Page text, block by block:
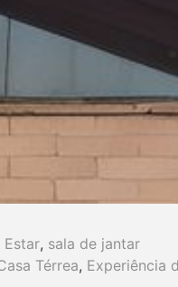
Estar, sala de jantar
Térrea, Experiência